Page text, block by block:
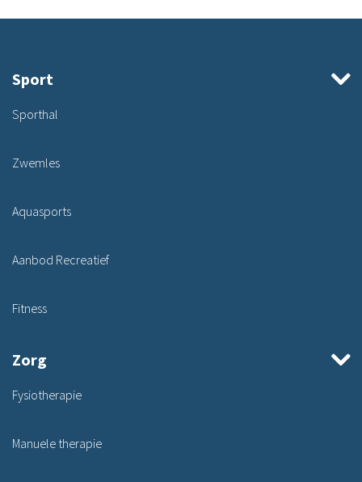
Sport
Sporthal
Zwemles
Aquasports
Aanbod Recreatief
Fitness
Zorg
Fysiotherapie
Manuele therapie